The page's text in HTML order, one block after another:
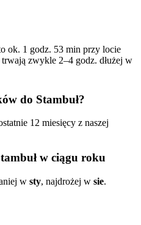
ok. 1 godz. 53 min przy locie
zwykle 2–4 godz. dłużej w
do Stambuł?
12 miesięcy z naszej
w ciągu roku
w sty, najdrożej w sie.